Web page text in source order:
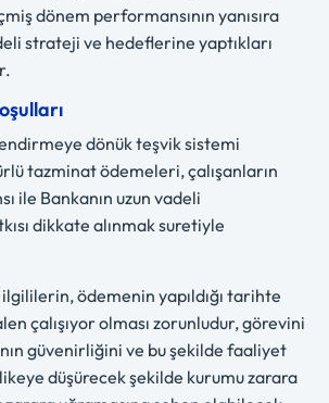
dönem performansının yanısıra
strateji ve hedeflerine yaptıkları
dönük teşvik sistemi
tazminat ödemeleri, çalışanların
ile Bankanın uzun vadeli
dikkate alınmak suretiyle
ödemenin yapıldığı tarihte
çalışıyor olması zorunludur, görevini
güvenirliğini ve bu şekilde faaliyet
düşürecek şekilde kurumu zarara